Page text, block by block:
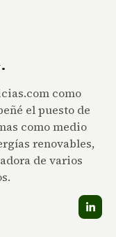
como
el puesto de
como medio
renovables,
de varios